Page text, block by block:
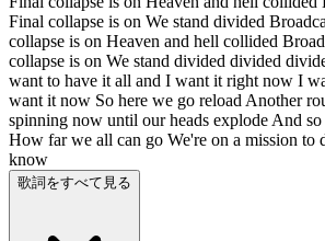
Final collapse is on We stand divided
collapse is on Heaven and hell collided
collapse is on We stand divided divided
want to have it all and I want it right now I
want it now So here we go reload Another
spinning now until our heads explode And
How far we all can go We're on a mission to
know
歌詞をすべて見る